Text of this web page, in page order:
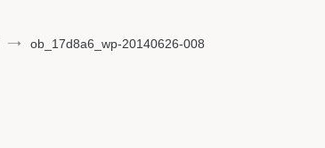
ob_17d8a6_wp-20140626-008